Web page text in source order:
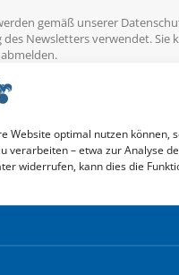
Website optimal nutzen können,
verarbeiten – etwa zur Analyse
widerrufen, kann dies die
gemäß unserer
des Newsletters verwendet. Sie
& Veranstalter